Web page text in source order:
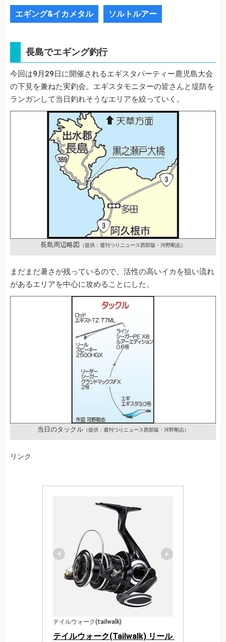
エギング&イカメタル ソルトルアー
長島でエギング釣行
今回は9月29日に開催されるエギスタパーティー鹿児島大会
の下見を兼ねた実釣会。エギスタモニターの皆さんと堤防を
ランガンして当日釣れそうなエリアを絞っていく。
長島周辺略図 （提供：週刊つりニュース西部版・河野剛志）
まだまだ暑さが残っているので、活性の高いイカを狙い流れ
があるエリアを中心に攻めることにした。
当日のタックル（提供：週刊つりニュース西部版・河野剛志）
リンク
テイルウォーク(tailwalk)
テイルウォーク(Tailwalk) リール